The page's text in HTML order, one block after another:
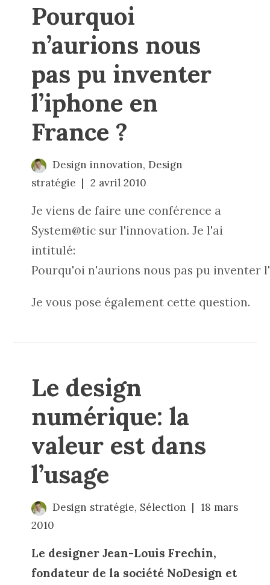
Pourquoi
n’aurions nous
pas pu inventer
l’iphone en
France ?
Design innovation, Design
stratégie
2 avril 2010
Je viens de faire une conférence a
System@tic sur l'innovation. Je l'ai
intitulé:
Pourqu'oi n'aurions nous pas pu inventer
Je vous pose également cette question.
Le design
numérique: la
valeur est dans
l’usage
Design stratégie, Sélection
18 mars
2010
Le designer Jean-Louis Frechin,
fondateur de la société NoDesign et